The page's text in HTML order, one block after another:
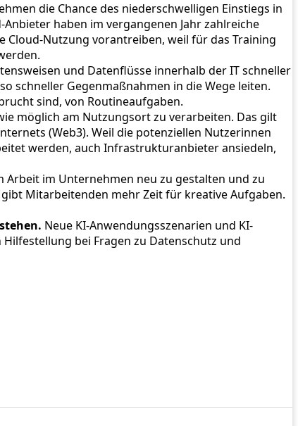
die Chance des niederschwelligen Einstiegs in
haben im vergangenen Jahr zahlreiche
Nutzung vorantreiben, weil für das Training
und Datenflüsse innerhalb der IT schneller
schneller Gegenmaßnahmen in die Wege leiten.
sind, von Routineaufgaben.
möglich am Nutzungsort zu verarbeiten. Das gilt
(Web3). Weil die potenziellen Nutzerinnen
werden, auch Infrastrukturanbieter ansiedeln,
im Unternehmen neu zu gestalten und zu
Mitarbeitenden mehr Zeit für kreative Aufgaben.
Neue KI-Anwendungsszenarien und KI-
bei Fragen zu Datenschutz und